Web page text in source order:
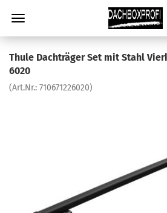
Thule Dachträger Set mit Stahl
6020
(Art.Nr.: 710671226020)